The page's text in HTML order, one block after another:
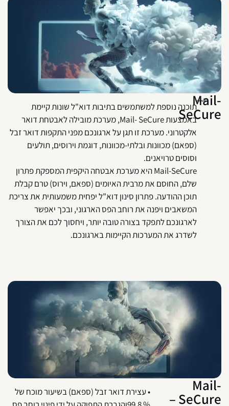
תוכנה נוספת למשתמשים בתיבות דוא"ל שונות קיימת
באמצעות Mail- SeCure, מערכת מובילה לאבטחת דואר
אלקטרוני. מערכת זו תגן על ארגונכם מפני התקפות דואר זבל
(ספאם) מכוונות ובלתי-מכוונות, דוגמת וירוסים, תולעים
וסוסים טרויאנים.
Mail-SeCure היא מערכת אבטחה היקפית המספקת פתרון
שלם, החוסם את מרבית האיומים (ספאם, וירוס) טרם קבלת
תוכן ההודעה. פתרון סינון דוא"ל יפחית משמעותית את צריכת
המשאבים ויפנה את רוחב הפס הארגוני, ובכך יאפשר
לארגונכם לתפקד בצורה טובה יותר, ויחסוך לכם את הצורך
לשדרג את המערכות הקיימות בארגונכם.
SeCure –
• עצירת דואר זבל (ספאם) בשיעור מוכח של